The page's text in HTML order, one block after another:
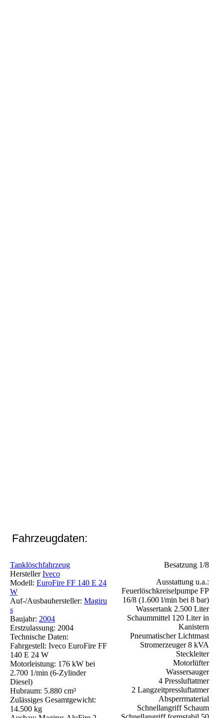
Fahrzeugdaten:
Tanklöschfahrzeug
HerstellerIveco
Modell: EuroFire FF 140 E 24
W
Auf-/Ausbauhersteller: Magiru
s
Baujahr: 2004
Erstzulassung: 2004
Technische Daten:
Fahrgestell: Iveco EuroFire FF
140 E 24 W
Motorleistung: 176 kW bei
2.700 1/min (6-Zylinder
Diesel)
Hubraum: 5.880 cm³
Zulässiges Gesamtgewicht:
14.500 kg
Besatzung 1/8
Ausstattung u.a.:
Feuerlöschkreiselpumpe FP
16/8 (1.600 l/min bei 8 bar)
Wassertank 2.500 Liter
Schaummittel 120 Liter in
Kanistern
Pneumatischer Lichtmast
Stromerzeuger 8 kVA
Steckleiter
Motorlüfter
Wassersauger
4 Pressluftatmer
2 Langzeitpressluftatmer
Absperrmaterial
Schnellangriff Schaum